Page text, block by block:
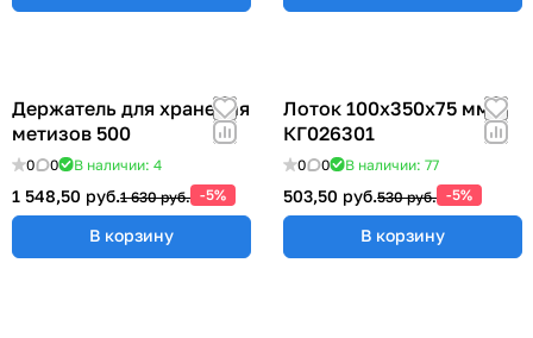
Держатель для хранения
метизов 500
0 0 В наличии: 4
1 548,50 руб.1 630 руб. -5%
В корзину
Лоток 100x350x75 мм
КГ026301
0 0 В наличии: 77
503,50 руб.530 руб. -5%
В корзину